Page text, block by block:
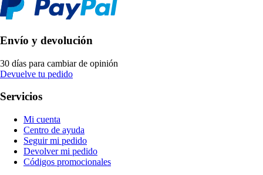
Envío y devolución
30 días para cambiar de opinión
Devuelve tu pedido
Servicios
Mi cuenta
Centro de ayuda
Seguir mi pedido
Devolver mi pedido
Códigos promocionales